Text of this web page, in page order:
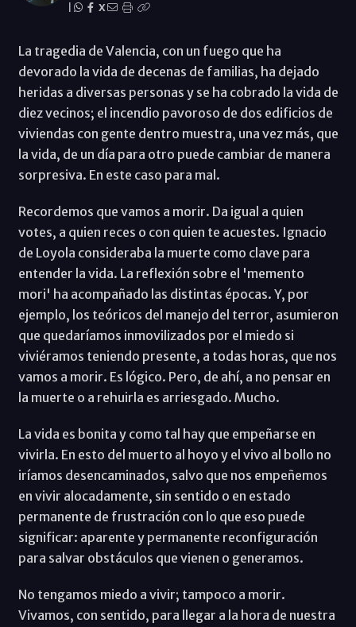
X
La tragedia de Valencia, con un fuego que ha
devorado la vida de decenas de familias, ha dejado
heridas a diversas personas y se ha cobrado la vida de
diez vecinos; el incendio pavoroso de dos edificios de
viviendas con gente dentro muestra, una vez más, que
la vida, de un día para otro puede cambiar de manera
sorpresiva. En este caso para mal.
Recordemos que vamos a morir. Da igual a quien
votes, a quien reces o con quien te acuestes. Ignacio
de Loyola consideraba la muerte como clave para
entender la vida. La reflexión sobre el 'memento
mori' ha acompañado las distintas épocas. Y, por
ejemplo, los teóricos del manejo del terror, asumieron
que quedaríamos inmovilizados por el miedo si
viviéramos teniendo presente, a todas horas, que nos
vamos a morir. Es lógico. Pero, de ahí, a no pensar en
la muerte o a rehuirla es arriesgado. Mucho.
La vida es bonita y como tal hay que empeñarse en
vivirla. En esto del muerto al hoyo y el vivo al bollo no
iríamos desencaminados, salvo que nos empeñemos
en vivir alocadamente, sin sentido o en estado
permanente de frustración con lo que eso puede
significar: aparente y permanente reconfiguración
para salvar obstáculos que vienen o generamos.
No tengamos miedo a vivir; tampoco a morir.
Vivamos, con sentido, para llegar a la hora de nuestra